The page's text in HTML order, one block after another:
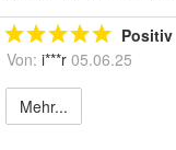
Positiv
Von: i***r 05.06.25
Mehr...